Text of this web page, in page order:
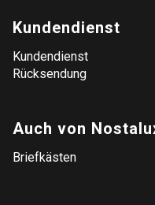
Kundendienst
Kundendienst
Rücksendung
Auch von
Briefkästen